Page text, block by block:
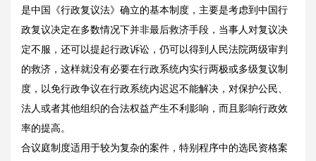
是中国《行政复议法》确立的基本制度，主要是考虑到中国行
政复议决定在多数情况下并非最后救济手段，当事人对复议决
定不服，还可以提起行政诉讼，仍可以得到人民法院两级审判
的救济，这样就没有必要在行政系统内实行两极或多级复议制
度，以免行政争议在行政系统内迟迟不能解决，对保护公民、
法人或者其他组织的合法权益产生不利影响，而且影响行政效
率的提高。
合议庭制度适用于较为复杂的案件，特别程序中的选民资格案